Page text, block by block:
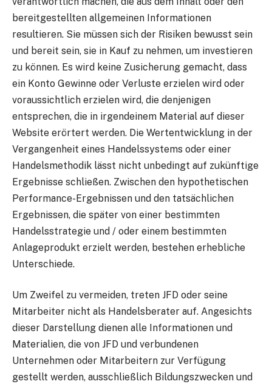
bereitgestellten allgemeinen Informationen
resultieren. Sie müssen sich der Risiken bewusst sein
und bereit sein, sie in Kauf zu nehmen, um investieren
zu können. Es wird keine Zusicherung gemacht, dass
ein Konto Gewinne oder Verluste erzielen wird oder
voraussichtlich erzielen wird, die denjenigen
entsprechen, die in irgendeinem Material auf dieser
Website erörtert werden. Die Wertentwicklung in der
Vergangenheit eines Handelssystems oder einer
Handelsmethodik lässt nicht unbedingt auf zukünftige
Ergebnisse schließen. Zwischen den hypothetischen
Performance-Ergebnissen und den tatsächlichen
Ergebnissen, die später von einer bestimmten
Handelsstrategie und / oder einem bestimmten
Anlageprodukt erzielt werden, bestehen erhebliche
Unterschiede.
Um Zweifel zu vermeiden, treten JFD oder seine
Mitarbeiter nicht als Handelsberater auf. Angesichts
dieser Darstellung dienen alle Informationen und
Materialien, die von JFD und verbundenen
Unternehmen oder Mitarbeitern zur Verfügung
gestellt werden, ausschließlich Bildungszwecken und